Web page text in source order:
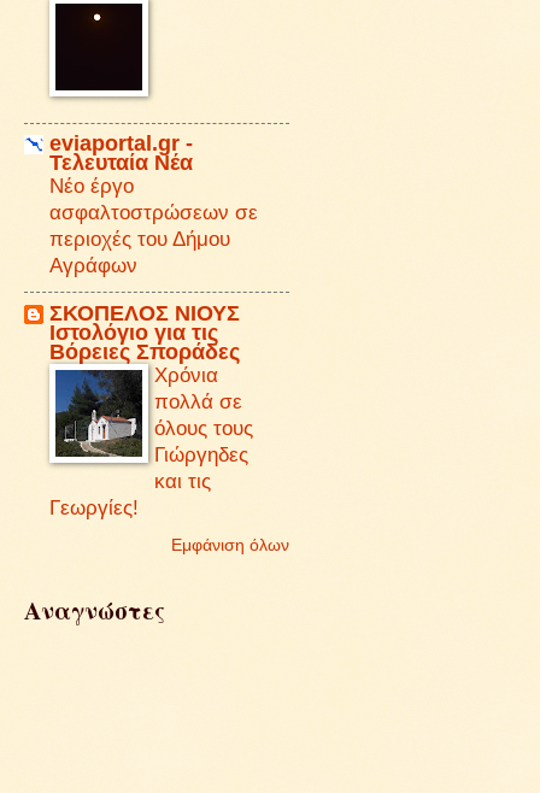
eviaportal.gr -
Τελευταία Νέα
Νέο έργο
ασφαλτοστρώσεων σε
περιοχές του Δήμου
Αγράφων
ΣΚΟΠΕΛΟΣ ΝΙΟΥΣ
Iστολόγιο για τις
Βόρειες Σποράδες
Χρόνια
πολλά σε
όλους τους
Γιώργηδες
και τις
Γεωργίες!
Εμφάνιση όλων
Αναγνώστες